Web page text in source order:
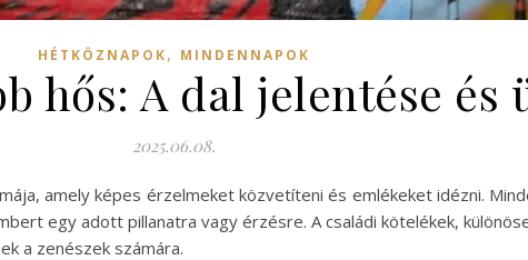
HÉTKÖZNAPOK, MINDENNAPOK
hős: A dal jelentése és
2025.06.08.
amely képes érzelmeket közvetíteni és emlékeket idézni.
egy adott pillanatra vagy érzésre. A családi kötelékek,
a zenészek számára.